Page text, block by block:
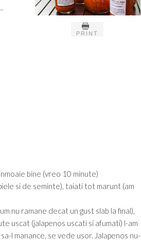
PRINT
bine (vreo 10 minute)
si de seminte), taiati tot marunt (am
nu ramane decat un gust slab la final),
uscat (jalapenos uscati si afumati) l-am
l manance, se vede usor. Jalapenos nu-